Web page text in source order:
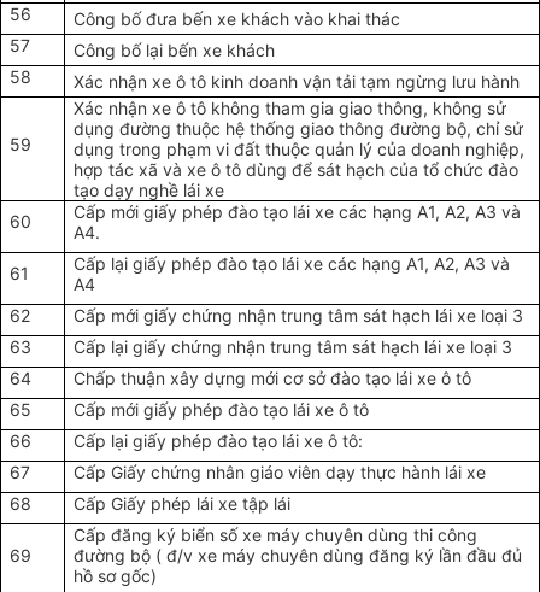
56
Công bố đưa bến xe khách vào khai thác
57
Công bố lại bến xe khách
58
Xác nhận xe ô tô kinh doanh vận tải tạm ngừng lưu hành
59
Xác nhận xe ô tô không tham gia giao thông, không sử
dụng đường thuộc hệ thống giao thông đường bộ, chỉ sử
dụng trong phạm vi đất thuộc quản lý của doanh nghiệp,
hợp tác xã và xe ô tô dùng để sát hạch củatổ chức đào
tạo dạy nghề lái xe
60
Cấp mới giấy phép đào tạo lái xe các hạng A1, A2, A3 và
A4.
61
Cấp lại giấy phép đào tạo lái xe các hạng A1, A2, A3 và
A4
62
Cấp mới giấy chứng nhận trung tâm sát hạch lái xe loại 3
63
Cấp lại giấy chứng nhận trung tâm sát hạch lái xe loại 3
64
Chấp thuận xây dựng mới cơ sở đào tạo lái xe ô tô
65
Cấp mới giấy phép đào tạo lái xe ô tô
66
Cấp lại giấy phép đào tạo lái xe ô tô:
67
Cấp Giấy chứng nhân giáo viên dạy thực hành lái xe
68
Cấp Giấy phép lái xe tập lái
69
Cấp đăng ký biển số xe máy chuyên dùng thi công
đường bộ ( đ/v xe máy chuyên dùng đăng ký lần đầu đủ
hồ sơ gốc)